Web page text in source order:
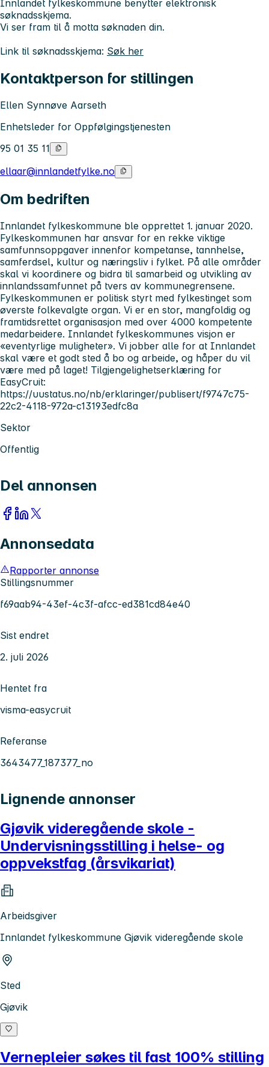
Innlandet fylkeskommune benytter elektronisk
søknadsskjema.
Vi ser fram til å motta søknaden din.
Link til søknadsskjema: Søk her
Kontaktperson for stillingen
Ellen Synnøve Aarseth
Enhetsleder for Oppfølgingstjenesten
95 01 35 11
ellaar@innlandetfylke.no
Om bedriften
Innlandet fylkeskommune ble opprettet 1. januar 2020.
Fylkeskommunen har ansvar for en rekke viktige
samfunnsoppgaver innenfor kompetanse, tannhelse,
samferdsel, kultur og næringsliv i fylket. På alle områder
skal vi koordinere og bidra til samarbeid og utvikling av
innlandssamfunnet på tvers av kommunegrensene.
Fylkeskommunen er politisk styrt med fylkestinget som
øverste folkevalgte organ. Vi er en stor, mangfoldig og
framtidsrettet organisasjon med over 4000 kompetente
medarbeidere. Innlandet fylkeskommunes visjon er
«eventyrlige muligheter». Vi jobber alle for at Innlandet
skal være et godt sted å bo og arbeide, og håper du vil
være med på laget! Tilgjengelighetserklæring for
EasyCruit:
https://uustatus.no/nb/erklaringer/publisert/f9747c75-
22c2-4118-972a-c13193edfc8a
Sektor
Offentlig
Del annonsen
Annonsedata
Rapporter annonse
Stillingsnummer
f69aab94-43ef-4c3f-afcc-ed381cd84e40
Sist endret
2. juli 2026
Hentet fra
visma-easycruit
Referanse
3643477_187377_no
Lignende annonser
Gjøvik videregående skole -
Undervisningsstilling i helse- og
oppvekstfag (årsvikariat)
Arbeidsgiver
Innlandet fylkeskommune Gjøvik videregående skole
Sted
Gjøvik
Vernepleier søkes til fast 100% stilling